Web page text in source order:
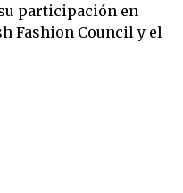
participación en
Fashion Council y el